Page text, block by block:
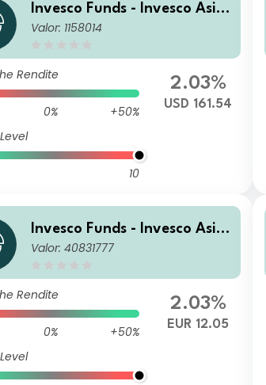
Invesco Funds - Invesco Asia
Opportunities Equity Fund B
Valor: 1158014
Rendite
0%
+50%
10
2.03%
USD 161.54
Invesco Funds - Invesco Asia
Opportunities Equity Fund C
EUR
Valor: 40831777
Rendite
0%
+50%
2.03%
EUR 12.05